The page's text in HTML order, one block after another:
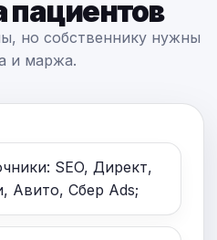
пациентов
но собственнику нужны
и маржа.
SEO, Директ,
Авито, Сбер Ads;